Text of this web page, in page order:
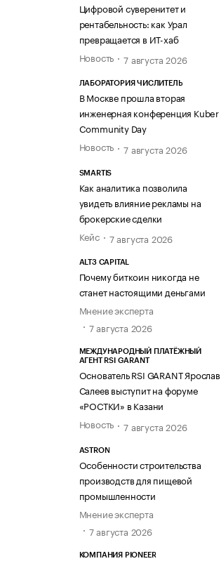
Цифровой суверенитет и
рентабельность: как Урал
превращается в ИТ-хаб
Новость
7 августа 2026
ЛАБОРАТОРИЯ ЧИСЛИТЕЛЬ
В Москве прошла вторая
инженерная конференция Kuber
Community Day
Новость
7 августа 2026
SMARTIS
Как аналитика позволила
увидеть влияние рекламы на
брокерские сделки
Кейс
7 августа 2026
ALT3 CAPITAL
Почему биткоин никогда не
станет настоящими деньгами
Мнение эксперта
7 августа 2026
МЕЖДУНАРОДНЫЙ ПЛАТЁЖНЫЙ
АГЕНТ RSI GARANT
Основатель RSI GARANT Ярослав
Салеев выступит на форуме
«РОСТКИ» в Казани
Новость
7 августа 2026
ASTRON
Особенности строительства
производств для пищевой
промышленности
Мнение эксперта
7 августа 2026
КОМПАНИЯ PIONEER